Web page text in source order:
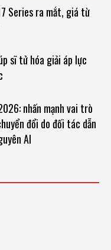
Series ra mắt, giá từ
sĩ tử hóa giải áp lực
nhấn mạnh vai trò
đổi do đối tác dẫn
AI